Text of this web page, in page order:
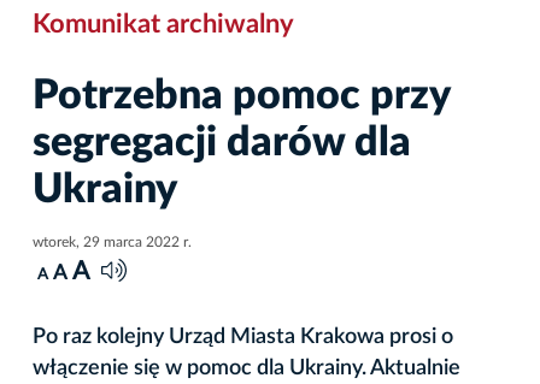
Komunikat archiwalny
Potrzebna pomoc przy
segregacji darów dla
Ukrainy
wtorek, 29 marca 2022 r.
A A A
Po raz kolejny Urząd Miasta Krakowa prosi o
włączenie się w pomoc dla Ukrainy. Aktualnie